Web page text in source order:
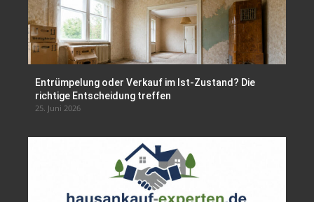
Entrümpelung oder Verkauf im Ist-Zustand? Die
richtige Entscheidung treffen
25. Juni 2026